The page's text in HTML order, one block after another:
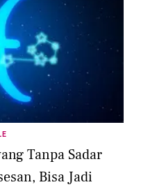
Tanpa Sadar
Bisa Jadi